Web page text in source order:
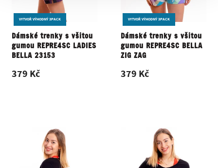
VYTVOŘ VÝHODNÝ 3PACK
Dámské trenky s všitou
gumou REPRE4SC LADIES
BELLA 23153
379 Kč
VYTVOŘ VÝHODNÝ 3PACK
Dámské trenky s všitou
gumou REPRE4SC BELLA
ZIG ZAG
379 Kč